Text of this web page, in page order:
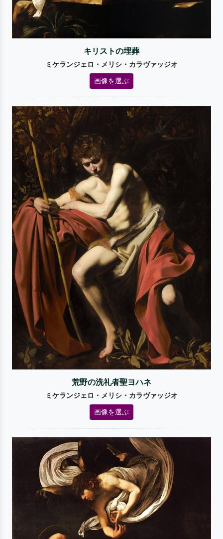
キリストの埋葬
ミケランジェロ・メリシ・カラヴァッジオ
画像を選ぶ
荒野の洗礼者聖ヨハネ
ミケランジェロ・メリシ・カラヴァッジオ
画像を選ぶ